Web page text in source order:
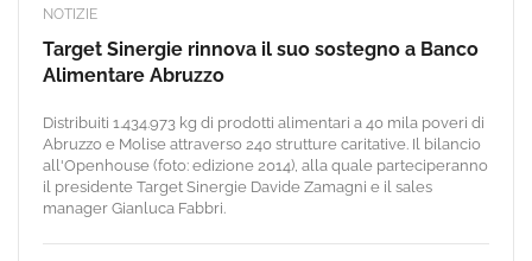
NOTIZIE
Target Sinergie rinnova il suo sostegno a Banco
Alimentare Abruzzo
Distribuiti 1.434.973 kg di prodotti alimentari a 40 mila poveri di
Abruzzo e Molise attraverso 240 strutture caritative. Il bilancio
all'Openhouse (foto: edizione 2014), alla quale parteciperanno
il presidente Target Sinergie Davide Zamagni e il sales
manager Gianluca Fabbri.